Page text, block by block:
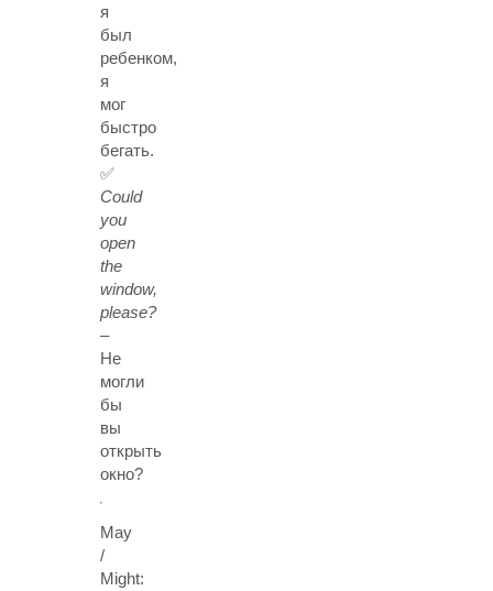
я
был
ребенком,
я
мог
быстро
бегать.
✅
Could
you
open
the
window,
please?
–
Не
могли
бы
вы
открыть
окно?
May
/
Might: